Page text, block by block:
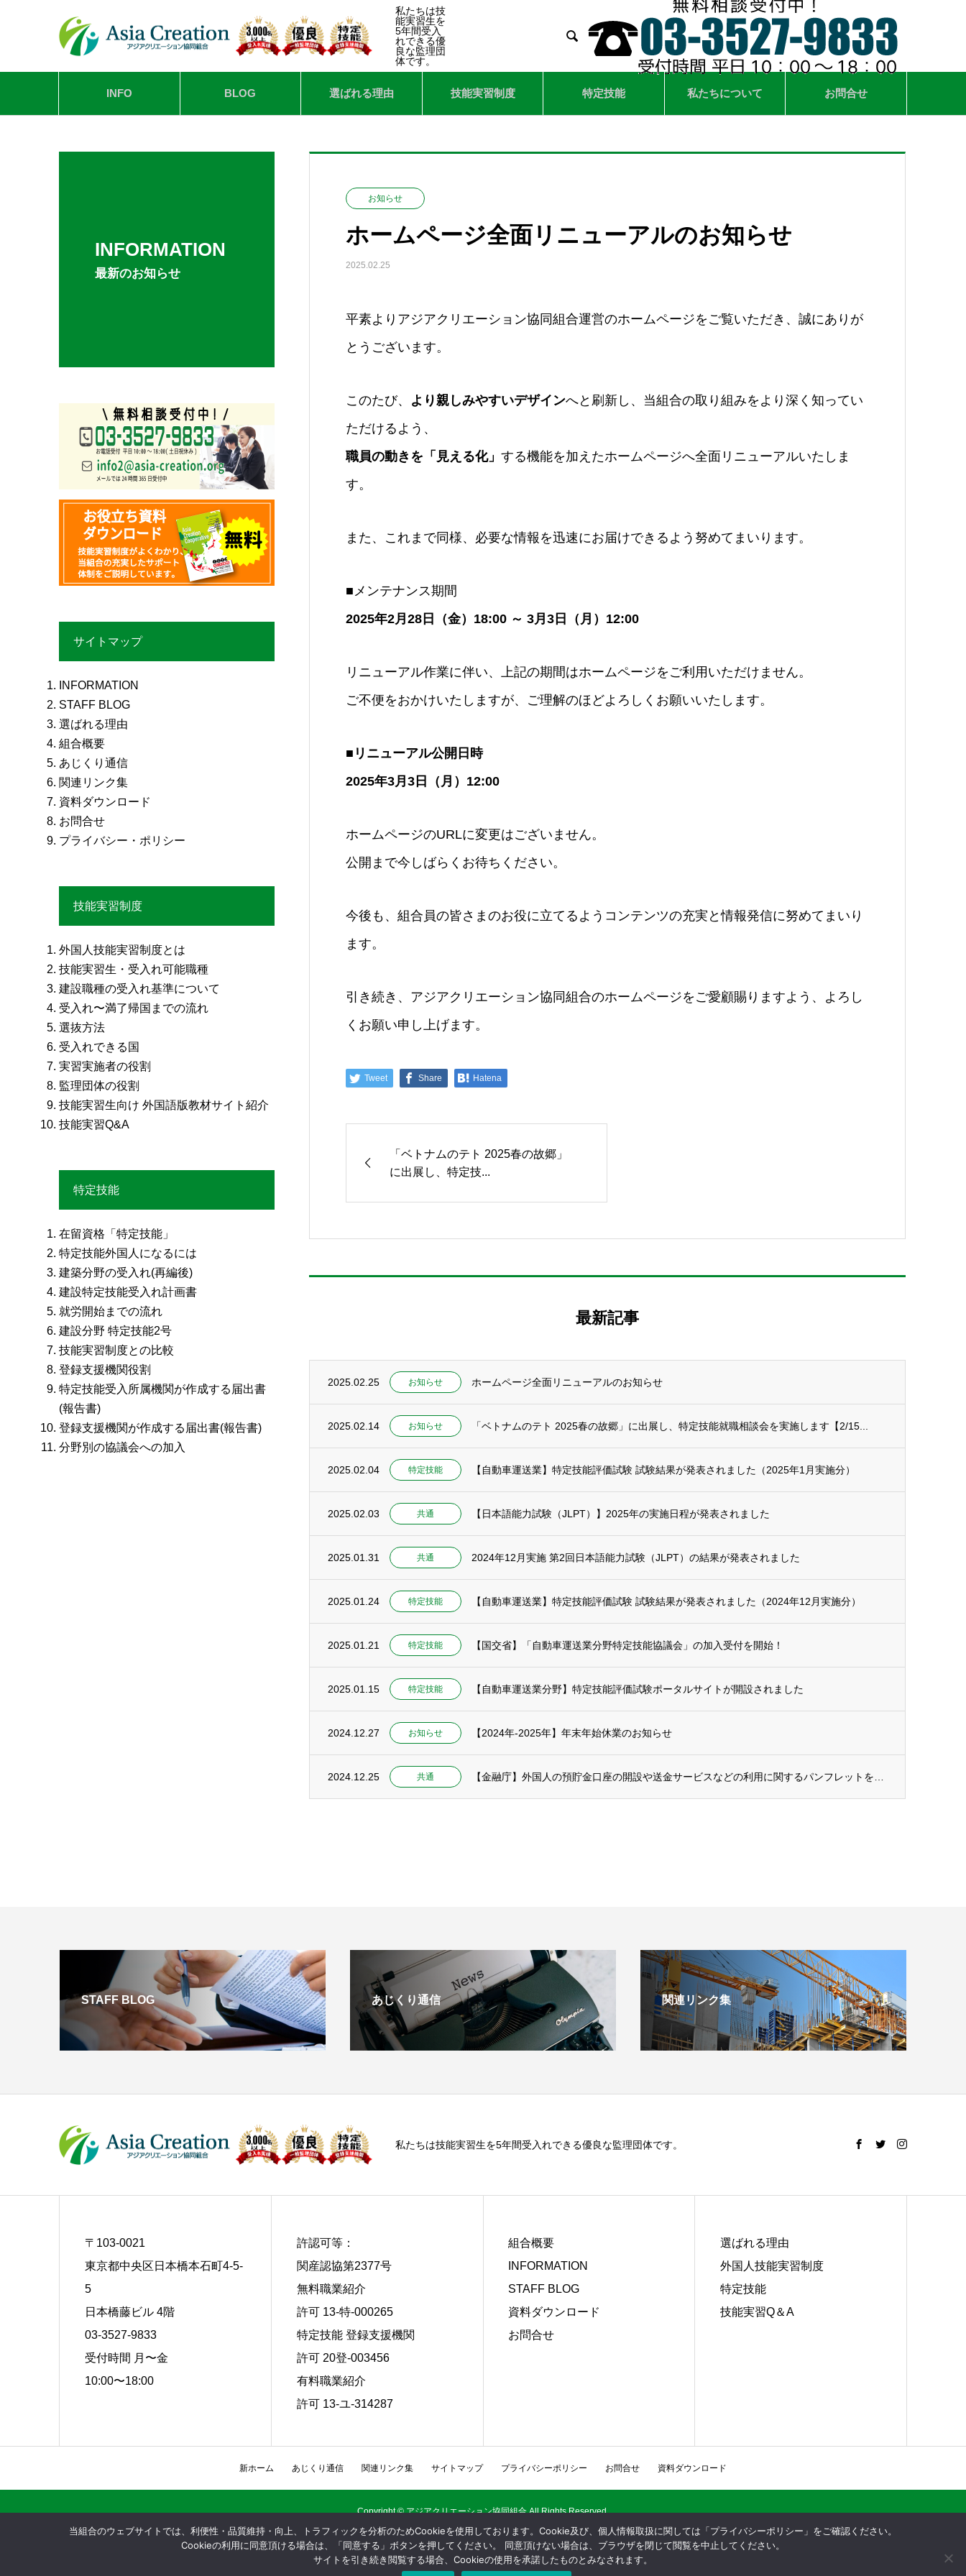
私たちは技
能実習生を
5年間受入
れできる優
良な監理団
体です。

INFO BLOG 選ばれる理由 技能実習制度 特定技能 私たちについて お問合せ
INFORMATION
最新のお知らせ
お知らせ
ホームページ全面リニューアルのお知らせ
2025.02.25
平素よりアジアクリエーション協同組合運営のホームページをご覧いただき、誠にありが
とうございます。
このたび、 より親しみやすいデザインへと刷新し、当組合の取り組みをより深く知ってい
ただけるよう、
職員の動きを「見える化」 する機能を加えたホームページへ全面リニューアルいたしま
す。
また、これまで同様、必要な情報を迅速にお届けできるよう努めてまいります。
■メンテナンス期間
2025年2月28日（金）18:00 ～ 3月3日（月）12:00
リニューアル作業に伴い、上記の期間はホームページをご利用いただけません。
ご不便をおかけいたしますが、ご理解のほどよろしくお願いいたします。
■リニューアル公開日時
2025年3月3日（月）12:00
ホームページのURLに変更はございません。
公開まで今しばらくお待ちください。
今後も、組合員の皆さまのお役に立てるようコンテンツの充実と情報発信に努めてまいり
ます。
引き続き、アジアクリエーション協同組合のホームページをご愛顧賜りますよう、よろし
くお願い申し上げます。
Tweet Share Hatena
「ベトナムのテト 2025春の故郷」
に出展し、特定技...
最新記事
2025.02.25 お知らせ ホームページ全面リニューアルのお知らせ
2025.02.14 お知らせ 「ベトナムのテト 2025春の故郷」に出展し、特定技能就職相談会を実施します【2/15...
2025.02.04 特定技能 【自動車運送業】特定技能評価試験 試験結果が発表されました（2025年1月実施分）
2025.02.03 共通 【日本語能力試験（JLPT）】2025年の実施日程が発表されました
2025.01.31 共通 2024年12月実施 第2回日本語能力試験（JLPT）の結果が発表されました
2025.01.24 特定技能 【自動車運送業】特定技能評価試験 試験結果が発表されました（2024年12月実施分）
2025.01.21 特定技能 【国交省】「自動車運送業分野特定技能協議会」の加入受付を開始！
2025.01.15 特定技能 【自動車運送業分野】特定技能評価試験ポータルサイトが開設されました
2024.12.27 お知らせ 【2024年-2025年】年末年始休業のお知らせ
2024.12.25 共通
サイトマップ
INFORMATION
STAFF BLOG
選ばれる理由
組合概要
あじくり通信
関連リンク集
資料ダウンロード
お問合せ
プライバシー・ポリシー
技能実習制度
外国人技能実習制度とは
技能実習生・受入れ可能職種
建設職種の受入れ基準について
受入れ〜満了帰国までの流れ
選抜方法
受入れできる国
実習実施者の役割
監理団体の役割
技能実習生向け 外国語版教材サイト紹介
技能実習Q&A
特定技能
在留資格「特定技能」
特定技能外国人になるには
建築分野の受入れ(再編後)
建設特定技能受入れ計画書
就労開始までの流れ
建設分野 特定技能2号
技能実習制度との比較
登録支援機関役割
特定技能受入所属機関が作成する届出書
(報告書)
登録支援機関が作成する届出書(報告書)
分野別の協議会への加入
STAFF BLOG あじくり通信 関連リンク集
私たちは技能実習生を5年間受入れできる優良な監理団体です。
〒103-0021
東京都中央区日本橋本石町4-5-
5
日本橋藤ビル 4階
03-3527-9833
受付時間 月〜金
10:00〜18:00
許認可等：
関産認協第2377号
無料職業紹介
許可 13-特-000265
特定技能 登録支援機関
許可 20登-003456
有料職業紹介
許可 13-ユ-314287
組合概要
INFORMATION
STAFF BLOG
資料ダウンロード
お問合せ
選ばれる理由
外国人技能実習制度
特定技能
技能実習Q＆A
新ホーム あじくり通信 関連リンク集 サイトマップ プライバシーポリシー お問合せ 資料ダウンロード
Copyright © アジアクリエーション協同組合 All Rights Reserved.
当組合のウェブサイトでは、利便性・品質維持・向上、トラフィックを分析のためCookieを使用しております。Cookie及び、個人情報取扱に関しては「プライバシーポリシー」をご確認ください。
Cookieの利用に同意頂ける場合は、「同意する」ボタンを押してください。 同意頂けない場合は、ブラウザを閉じて閲覧を中止してください。
サイトを引き続き閲覧する場合、Cookieの使用を承諾したものとみなされます。